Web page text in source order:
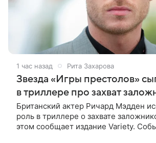
1 час назад Рита Захарова
Звезда «Игры престолов»
в триллере про захват
Британский актер Ричард Мэдден
роль в триллере о захвате
этом сообщает издание Variety.